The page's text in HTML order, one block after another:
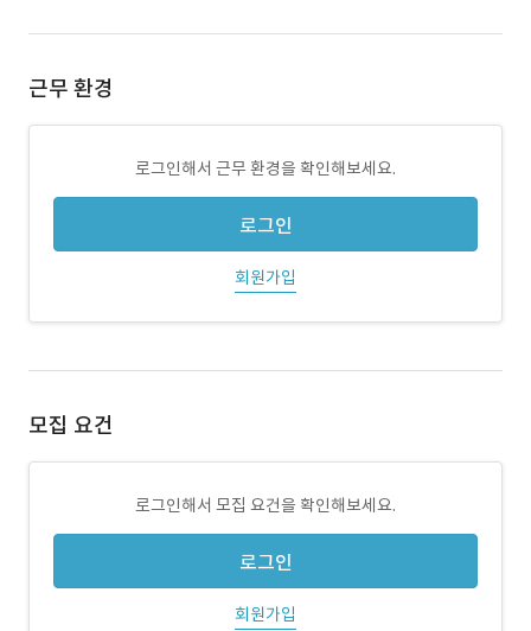
근무 환경
로그인해서 근무 환경을 확인해보세요.
로그인
회원가입
모집 요건
로그인해서 모집 요건을 확인해보세요.
로그인
회원가입